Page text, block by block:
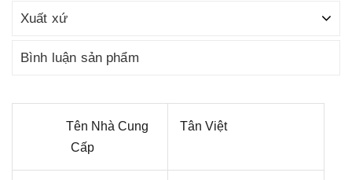
Xuất xứ
Bình luận sản phẩm
Tên Nhà Cung
Cấp
Tân Việt